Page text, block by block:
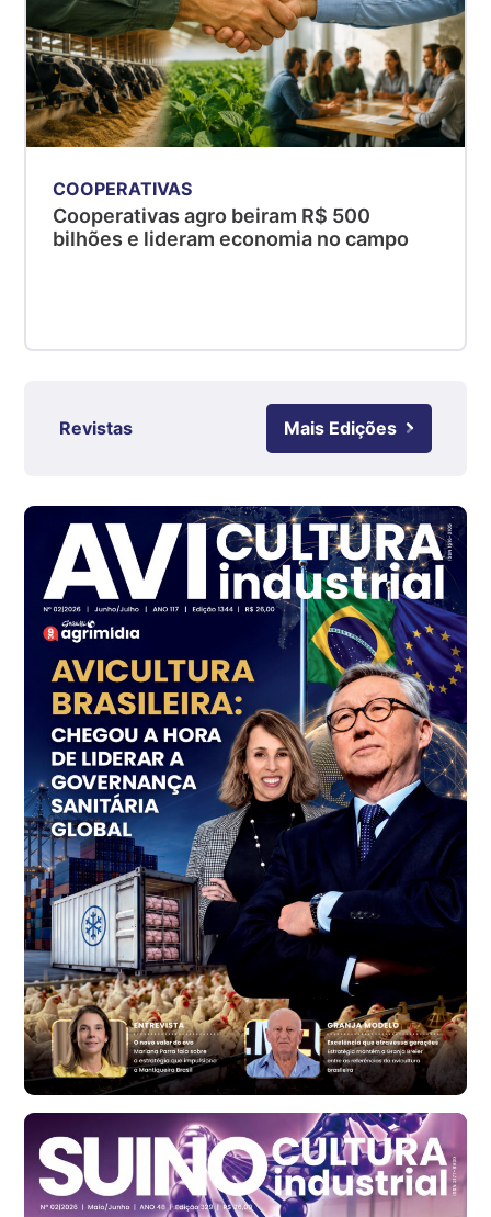
R$ 5,05
kg
Suíno - Estadual
PR
R$ 4,53
Suíno - Estadual
SC
Ovo Branco - Regional
cx
Ovo Branco - Regional
Branco
R$ 145,34
cx
Ovo Vermelho - Regional
Grande São Paulo (SP)
R$ 155,59
cx
Ovo Vermelho - Regional
Vermelho
R$ 159,31
cx
Ovo Branco - Regional
Bastos (SP)
R$ 134,40
cx
Ovo Vermelho - Regional
Bastos (SP)
R$ 147,87
cx
Frango - Indicador
SP
R$ 7,13
kg
COOPERATIVAS
Cooperativas agro beiram R$ 500
bilhões e lideram economia no campo
Revistas Mais Edições